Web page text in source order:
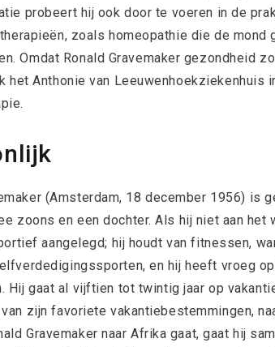
probeert hij ook door te voeren in de
zoals homeopathie die de mond
Omdat Ronald Gravemaker gezondheid
het Anthonie van Leeuwenhoekziekenhuis
(Amsterdam, 18 december 1956) is
zoons en een dochter. Als hij niet aan het
aangelegd; hij houdt van fitnessen,
en hij heeft vroeg
Hij gaat al vijftien tot twintig jaar op
zijn favoriete vakantiebestemmingen,
Gravemaker naar Afrika gaat, gaat hij